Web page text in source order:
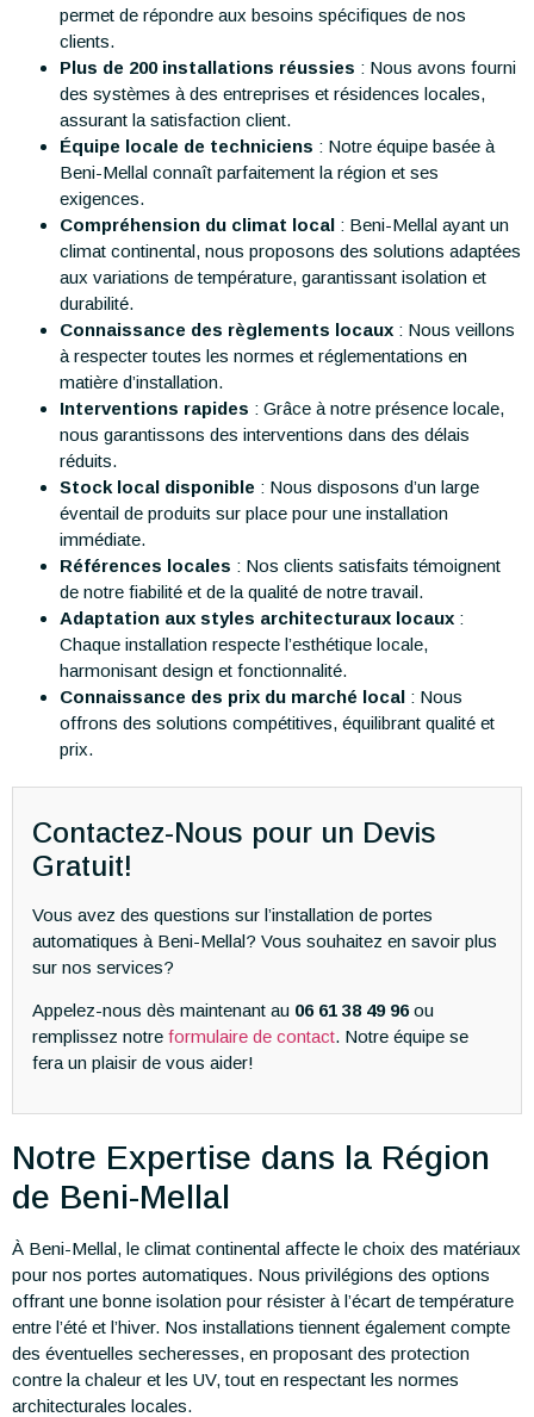
permet de répondre aux besoins spécifiques de nos
clients.
Plus de 200 installations réussies : Nous avons fourni
des systèmes à des entreprises et résidences locales,
assurant la satisfaction client.
Équipe locale de techniciens : Notre équipe basée à
Beni-Mellal connaît parfaitement la région et ses
exigences.
Compréhension du climat local : Beni-Mellal ayant un
climat continental, nous proposons des solutions adaptées
aux variations de température, garantissant isolation et
durabilité.
Connaissance des règlements locaux : Nous veillons
à respecter toutes les normes et réglementations en
matière d’installation.
Interventions rapides : Grâce à notre présence locale,
nous garantissons des interventions dans des délais
réduits.
Stock local disponible : Nous disposons d’un large
éventail de produits sur place pour une installation
immédiate.
Références locales : Nos clients satisfaits témoignent
de notre fiabilité et de la qualité de notre travail.
Adaptation aux styles architecturaux locaux :
Chaque installation respecte l’esthétique locale,
harmonisant design et fonctionnalité.
Connaissance des prix du marché local : Nous
offrons des solutions compétitives, équilibrant qualité et
prix.
Contactez-Nous pour un Devis
Gratuit!
Vous avez des questions sur l’installation de portes
automatiques à Beni-Mellal? Vous souhaitez en savoir plus
sur nos services?
Appelez-nous dès maintenant au 06 61 38 49 96ou
remplissez notre formulaire de contact. Notre équipe se
fera un plaisir de vous aider!
Notre Expertise dans la Région
de Beni-Mellal
À Beni-Mellal, le climat continental affecte le choix des matériaux
pour nos portes automatiques. Nous privilégions des options
offrant une bonne isolation pour résister à l’écart de température
entre l’été et l’hiver. Nos installations tiennent également compte
des éventuelles secheresses, en proposant des protection
contre la chaleur et les UV, tout en respectant les normes
architecturales locales.